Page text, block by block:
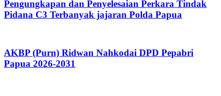
Pengungkapan dan Penyelesaian Perkara Tindak
Pidana C3 Terbanyak jajaran Polda Papua
AKBP (Purn) Ridwan Nahkodai DPD Pepabri
Papua 2026-2031